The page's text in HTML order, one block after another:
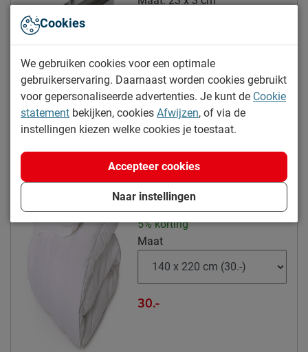
Tijk topper afritsbaar
Nee
Poten
Modelnaam poten
Lowen
Materiaal poten
kunststof
Kleur poten
zwart
Goed om te weten
Garantie
2 jaar garantie volgens CBW
voorwaarden
Montage
niet inbegrepen
Onderhoud
stofzuigen met een
meubelmondstuk
Leveranciersinformatie
Beddenreus B.V.
Postbus 716, 5400 AS,
99.-
Dreamtime Actie 4-seizoenen
dekbed synthetisch
5% korting
Maat
30.-
Cookies
We gebruiken cookies voor een optimale
gebruikerservaring. Daarnaast worden cookies gebruikt
voor gepersonaliseerde advertenties. Je kunt de Cookie
statement bekijken, cookies Afwijzen, of via de
instellingen kiezen welke cookies je toestaat.
Naar instellingen
Accepteer cookies